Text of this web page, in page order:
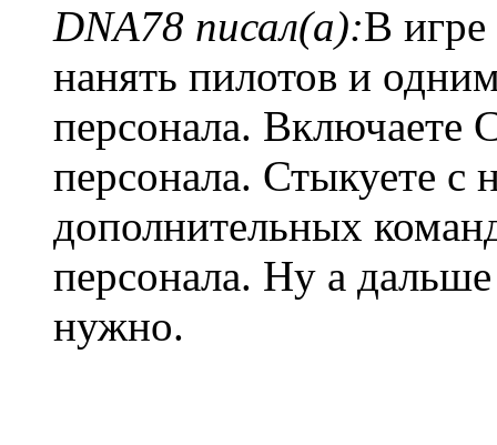
DNA78 писал(а):В игре
нанять пилотов и
персонала. Включаете
персонала. Стыкуете с
дополнительных
персонала. Ну а
нужно.